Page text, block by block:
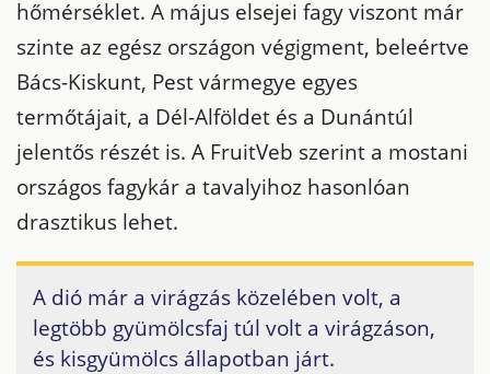
hőmérséklet. A május elsejei fagy viszont már
szinte az egész országon végigment, beleértve
Bács-Kiskunt, Pest vármegye egyes
termőtájait, a Dél-Alföldet és a Dunántúl
jelentős részét is. A FruitVeb szerint a mostani
országos fagykár a tavalyihoz hasonlóan
drasztikus lehet.
A dió már a virágzás közelében volt, a
legtöbb gyümölcsfaj túl volt a virágzáson,
és kisgyümölcs állapotban járt.